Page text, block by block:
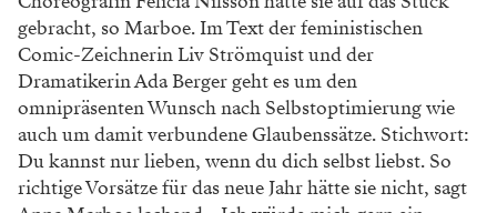
gebracht, so Marboe. Im Text der feministischen
Comic-Zeichnerin Liv Strömquist undder
Dramatikerin Ada Berger geht es um den
omnipräsenten Wunsch nach Selbstoptimierungwie
auch um damit verbundene Glaubenssätze. Stichwort:
Du kannst nur lieben, wenn du dich selbst liebst. So
richtige Vorsätze für dasneue Jahr hätte sie nicht, sagt